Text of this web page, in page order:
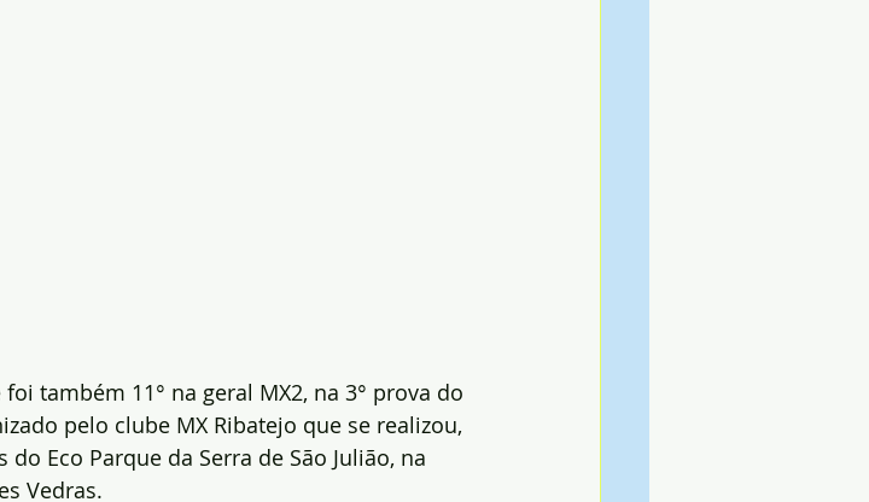
também 11° na geral MX2, na 3° prova do
pelo clube MX Ribatejo que se realizou,
Eco Parque da Serra de São Julião, na
Vedras.